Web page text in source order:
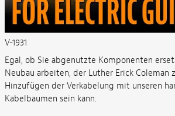
V-1931
Egal, ob Sie abgenutzte Komponenten
Neubau arbeiten, der Luther Erick Coleman
Hinzufügen der Verkabelung mit unseren
Kabelbaumen sein kann.